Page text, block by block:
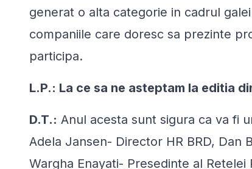
generat o alta categorie in cadrul
companiile care doresc sa prezinte
participa.
L.P.: La ce sa ne asteptam la editia
D.T.: Anul acesta sunt sigura ca va fi
Adela Jansen- Director HR BRD, Dan
Wargha Enayati- Presedinte al